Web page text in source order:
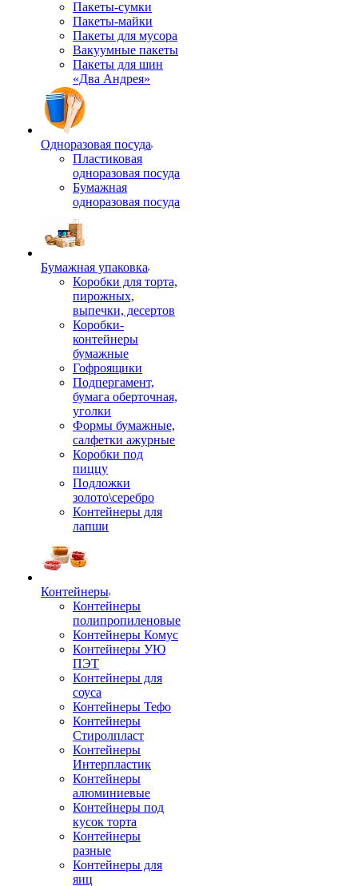
Пакеты-сумки
Пакеты-майки
Пакеты для мусора
Вакуумные пакеты
Пакеты для шин
«Два Андрея»
Одноразовая посуда
Пластиковая
одноразовая посуда
Бумажная
одноразовая посуда
Бумажная упаковка
Коробки для торта,
пирожных,
выпечки, десертов
Коробки-
контейнеры
бумажные
Гофроящики
Подпергамент,
бумага оберточная,
уголки
Формы бумажные,
салфетки ажурные
Коробки под
пиццу
Подложки
золото\серебро
Контейнеры для
лапши
Контейнеры
Контейнеры
полипропиленовые
Контейнеры Комус
Контейнеры УЮ
ПЭТ
Контейнеры для
соуса
Контейнеры Тефо
Контейнеры
Стиролпласт
Контейнеры
Интерпластик
Контейнеры
алюминиевые
Контейнеры под
кусок торта
Контейнеры
разные
Контейнеры для
яиц